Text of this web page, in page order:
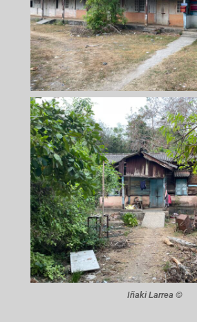
Iñaki Larrea ©